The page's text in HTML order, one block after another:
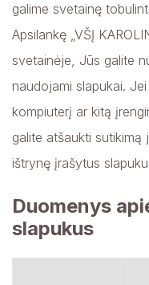
galime svetainę
Apsilankę „VŠĮ
svetainėje, Jūs galite
naudojami slapukai.
kompiuterį ar kitą
galite atšaukti
ištrynę įrašytus
Duomenys
slapukus